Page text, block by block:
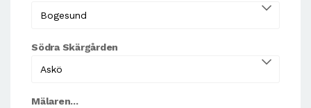
Södra Skärgården
Mälaren...